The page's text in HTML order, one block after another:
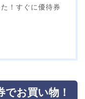
！すぐに優待券
お買い物！